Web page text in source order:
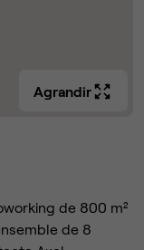
Agrandir
de 800 m²
de 8